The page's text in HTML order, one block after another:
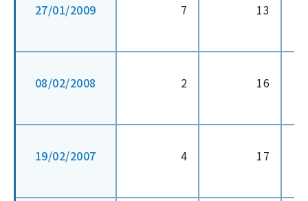
27/01/2009 7 13
08/02/2008 2 16
19/02/2007 4 17